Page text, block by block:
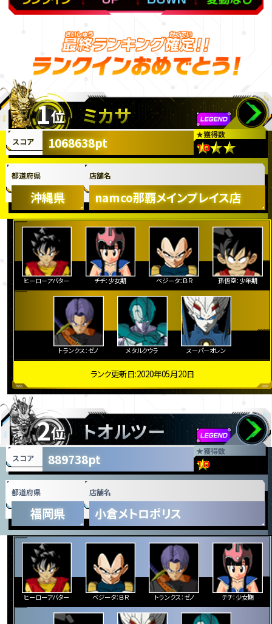
1位 ミカサ
★獲得数
スコア 1068638pt
都道府県
沖縄県
店舗名
namco那覇メインプレイス店
ヒーローアバター チチ：少女期 ベジータ：ＢＲ 孫悟空：少年期
トランクス：ゼノ メタルクウラ スーパーオレン
ランク更新日:2020年05月20日
2位 トオルツー
★獲得数
スコア 889738pt
都道府県
福岡県
店舗名
小倉メトロポリス
ヒーローアバター ベジータ：ＢＲ トランクス：ゼノ チチ：少女期